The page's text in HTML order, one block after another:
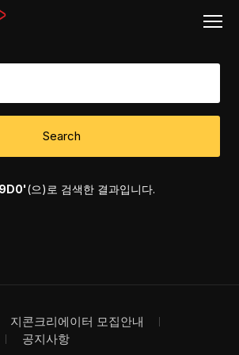
Search
(으)로 검색한 결과입니다.
지콘크리에이터 모집안내
공지사항